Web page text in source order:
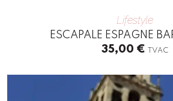
Lifestyle
ESCAPALE ESPAGNE
35,00 € TVAC